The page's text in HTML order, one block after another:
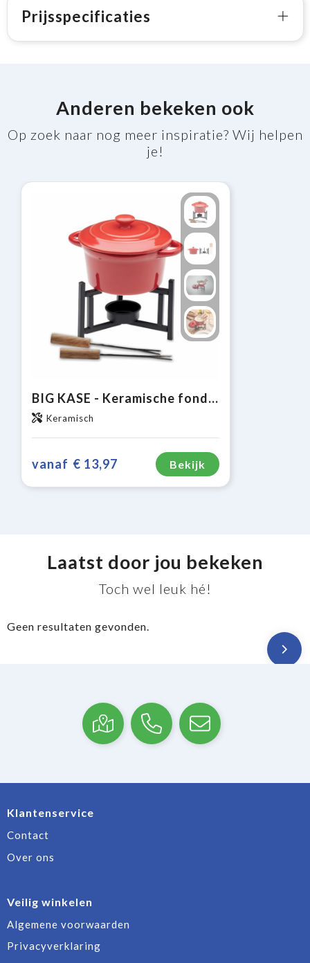
Prijsspecificaties
Anderen bekeken ook
Op zoek naar nog meer inspiratie? Wij helpen
je!
BIG KASE - Keramische fondueset 300ml
Keramisch
vanaf € 13,97 Bekijk
Laatst door jou bekeken
Toch wel leuk hé!
Geen resultaten gevonden.
Klantenservice
Contact
Over ons
Veilig winkelen
Algemene voorwaarden
Privacyverklaring